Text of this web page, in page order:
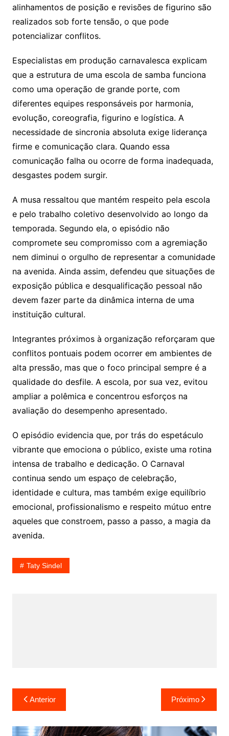
alinhamentos de posição e revisões de figurino são
realizados sob forte tensão, o que pode
potencializar conflitos.
Especialistas em produção carnavalesca explicam
que a estrutura de uma escola de samba funciona
como uma operação de grande porte, com
diferentes equipes responsáveis por harmonia,
evolução, coreografia, figurino e logística. A
necessidade de sincronia absoluta exige liderança
firme e comunicação clara. Quando essa
comunicação falha ou ocorre de forma inadequada,
desgastes podem surgir.
A musa ressaltou que mantém respeito pela escola
e pelo trabalho coletivo desenvolvido ao longo da
temporada. Segundo ela, o episódio não
compromete seu compromisso com a agremiação
nem diminui o orgulho de representar a comunidade
na avenida. Ainda assim, defendeu que situações de
exposição pública e desqualificação pessoal não
devem fazer parte da dinâmica interna de uma
instituição cultural.
Integrantes próximos à organização reforçaram que
conflitos pontuais podem ocorrer em ambientes de
alta pressão, mas que o foco principal sempre é a
qualidade do desfile. A escola, por sua vez, evitou
ampliar a polêmica e concentrou esforços na
avaliação do desempenho apresentado.
O episódio evidencia que, por trás do espetáculo
vibrante que emociona o público, existe uma rotina
intensa de trabalho e dedicação. O Carnaval
continua sendo um espaço de celebração,
identidade e cultura, mas também exige equilíbrio
emocional, profissionalismo e respeito mútuo entre
aqueles que constroem, passo a passo, a magia da
avenida.
Taty Sindel
Navegação
de
Post
Anterior Próximo